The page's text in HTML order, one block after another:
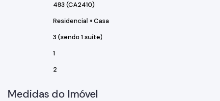
483 (CA2410)
Residencial »Casa
3 (sendo 1 suíte)
1
2
Medidas do Imóvel